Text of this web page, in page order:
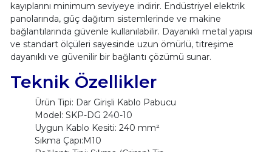
kayıplarını minimum seviyeye indirir. Endüstriyel elektrik
panolarında, güç dağıtım sistemlerinde ve makine
bağlantılarında güvenle kullanılabilir. Dayanıklı metal yapısı
ve standart ölçüleri sayesinde uzun ömürlü, titreşime
dayanıklı ve güvenilir bir bağlantı çözümü sunar.
Teknik Özellikler
Ürün Tipi: Dar Girişli Kablo Pabucu
Model: SKP-DG 240-10
Uygun Kablo Kesiti: 240 mm²
Sıkma Çapı:M10